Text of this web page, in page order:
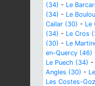
(34) - Le
(34) - Le
Cailar (30) - Le
(34) - Le Cros
(30) - Le
en-Quercy (46)
Le Puech (34) -
Angles (30) -
Les Costes-